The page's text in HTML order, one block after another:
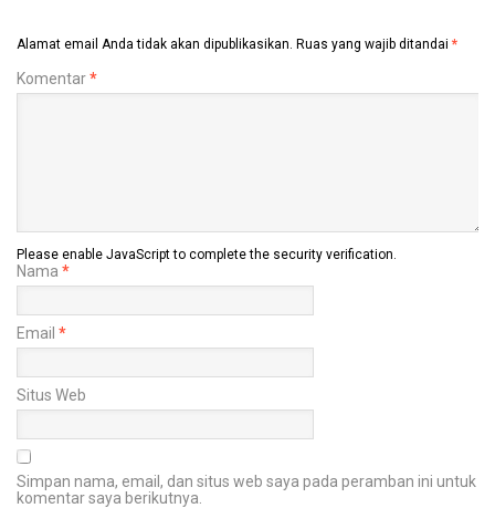
Alamat email Anda tidak akan dipublikasikan. Ruas yang wajib ditandai *
Komentar*
Please enable JavaScript to complete the security verification.
Nama *
Email *
Situs Web
Simpan nama, email, dan situs web saya pada peramban ini untuk
komentar saya berikutnya.